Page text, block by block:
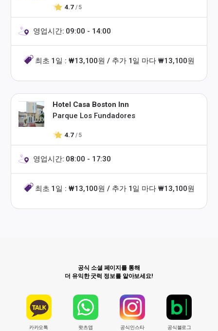
4.7 / 5
영업시간: 09:00 - 14:00
최초 1일 : ₩13,100원 / 추가 1일 마다 ₩13,100원
Hotel Casa Boston Inn
Parque Los Fundadores
4.7 / 5
영업시간: 08:00 - 17:30
최초 1일 : ₩13,100원 / 추가 1일 마다 ₩13,100원
공식 소셜 페이지를 통해
더 유익한 굿럭 정보를 알아보세요!
카카오톡 왓츠앱 공식인스타 공식블로그